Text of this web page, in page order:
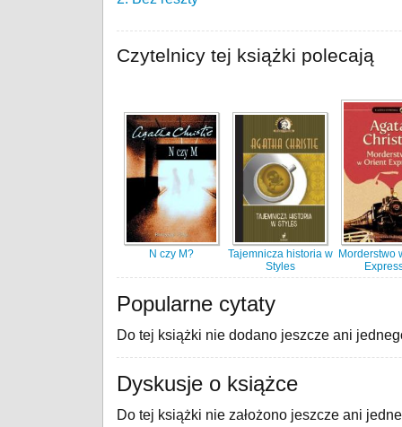
Czytelnicy tej książki polecają
N czy M?
Tajemnicza historia w
Styles
Morderstwo
Popularne cytaty
Do tej książki nie dodano jeszcze ani
Dyskusje o książce
Do tej książki nie założono jeszcze ani